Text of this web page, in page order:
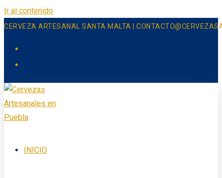
Ir al contenido
CERVEZA ARTESANAL SANTA MALTA |
INICIO